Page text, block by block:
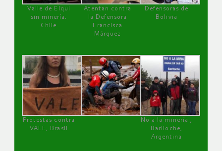
Valle de Elqui
sin minería.
Chile
Atentan contra
la Defensora
Francisca
Márquez
Defensoras de
Bolivia
Protestas contra
VALE, Brasil
No a la minería ,
Bariloche,
Argentina